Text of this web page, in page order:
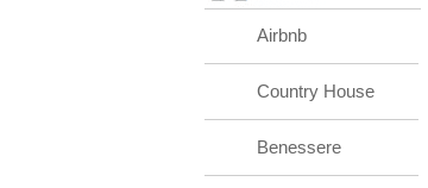
Airbnb
Country House
Benessere